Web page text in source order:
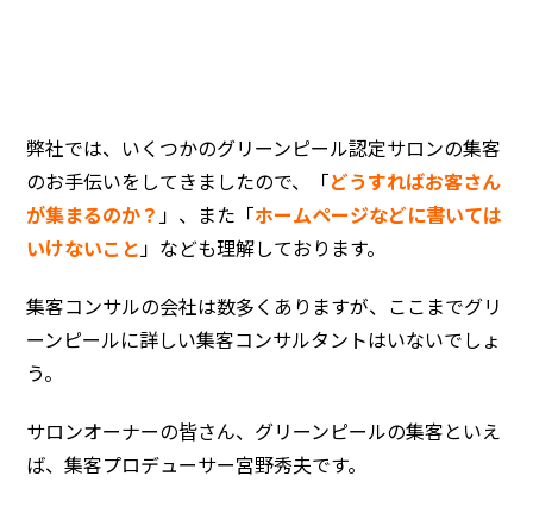
弊社では、いくつかのグリーンピール認定サロンの集客
のお手伝いをしてきましたので、「どうすればお客さん
が集まるのか？」、また「ホームページなどに書いては
いけないこと」なども理解しております。
集客コンサルの会社は数多くありますが、ここまでグリ
ーンピールに詳しい集客コンサルタントはいないでしょ
う。
サロンオーナーの皆さん、グリーンピールの集客といえ
ば、集客プロデューサー宮野秀夫です。